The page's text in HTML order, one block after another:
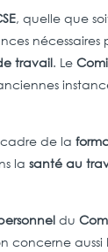
, quelle que
travail. Le
cadre de la
lasanté au
du
concerne aussi